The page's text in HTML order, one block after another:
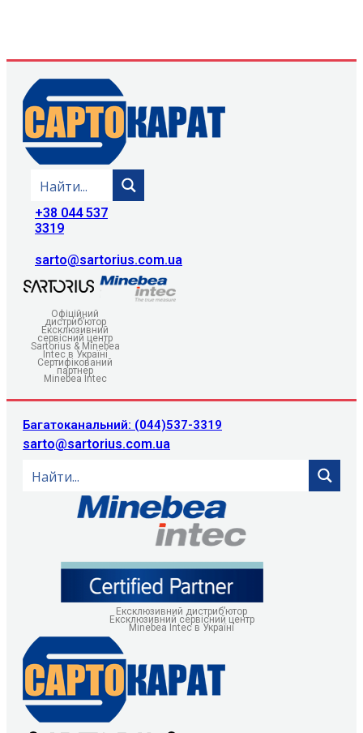
+38 044 537
3319
sarto@sartorius.com.ua
Офіційний
дистриб’ютор
Ексклюзивний
сервісний центр
Sartorius & Minebea
Intec в Україні
Сертифікований
партнер
Minebea Intec
Багатоканальний: (044)537-3319
sarto@sartorius.com.ua
Ексклюзивний дистриб’ютор
Ексклюзивний сервісний центр
Minebea Intec в Україні